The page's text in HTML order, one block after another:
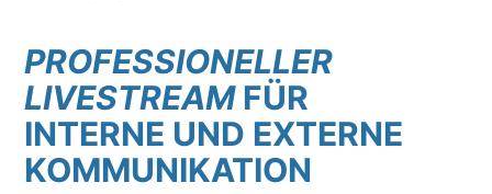
PROFESSIONELLER
LIVESTREAMFÜR
INTERNE UND EXTERNE
KOMMUNIKATION